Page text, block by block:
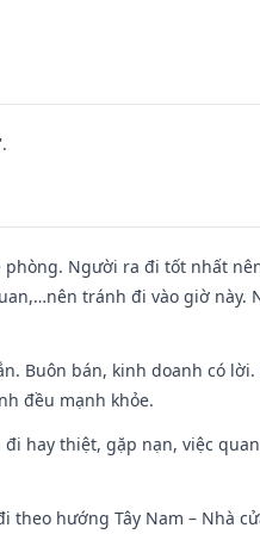
Người ra đi tốt nhất
tránh đi vào giờ này.
Buôn bán, kinh doanh có
đều mạnh khỏe.
hay thiệt, gặp nạn, việc
hướng Tây Nam – Nhà